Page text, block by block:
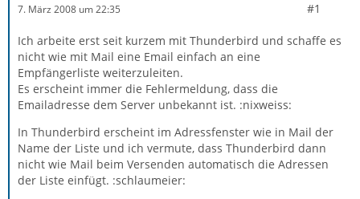
7. März 2008 um 22:35 #1
Ich arbeite erst seit kurzem mit Thunderbird und schaffe es
nicht wie mit Mail eine Email einfach an eine
Empfängerliste weiterzuleiten.
Es erscheint immer die Fehlermeldung, dass die
Emailadresse dem Server unbekannt ist. :nixweiss:
In Thunderbird erscheint im Adressfenster wie in Mail der
Name der Liste und ich vermute, dass Thunderbird dann
nicht wie Mail beim Versenden automatisch die Adressen
der Liste einfügt. :schlaumeier: